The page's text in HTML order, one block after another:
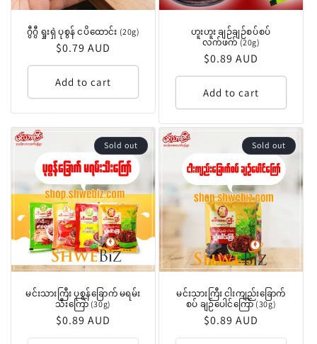
ဂွီဂွီ ရှုးရှဲ ပုစွန် ငပိထောင်း (20g)
Regular
price
$0.79 AUD
Add to cart
ဟူးဟူး ချဉ်ချဉ်စပ်စပ်
လက်ဖက် (20g)
Regular
price
$0.89 AUD
Add to cart
Sold out
မင်းသားကြီး ပုစွန်ခြောက် မရမ်း
သီးကြော် (30g)
Regular
price
$0.89 AUD
Sold out
မင်းသားကြီး ငါးကျည်းခြောက်
စပ် ချဉ်ပေါင်ကြော် (30g)
Regular
price
$0.89 AUD